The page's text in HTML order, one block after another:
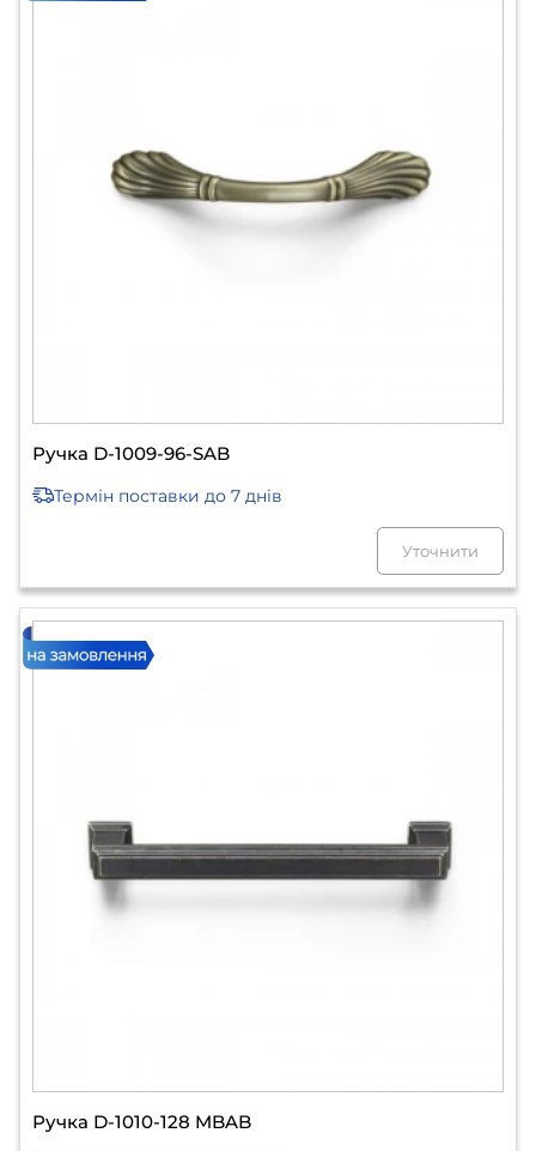
Ручка D-1009-96-SAB
Термін поставки до 7 днів
Уточнити
Ручка D-1010-128 MBAB